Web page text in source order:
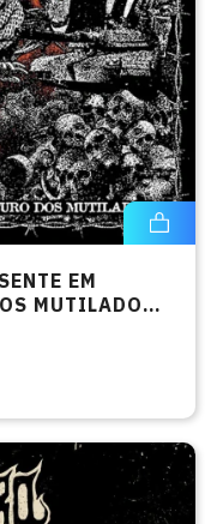
EM
MUTILADOS